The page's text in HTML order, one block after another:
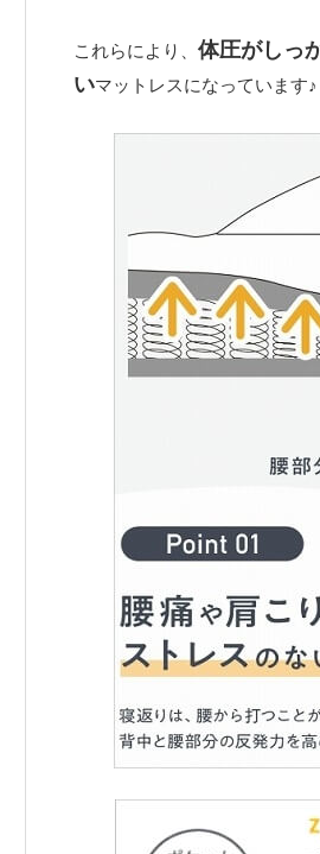
これらにより、 体圧がしっ
いマットレスになっています♪